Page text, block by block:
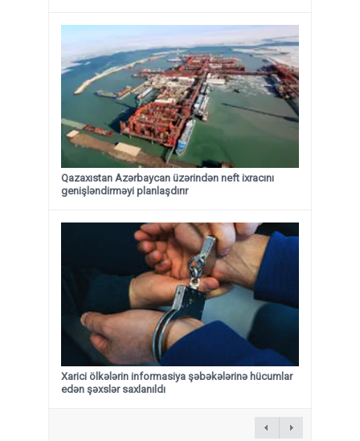
Qazaxıstan Azərbaycan üzərindən neft ixracını
genişləndirməyi planlaşdırır
Xarici ölkələrin informasiya şəbəkələrinə hücumlar
edən şəxslər saxlanıldı